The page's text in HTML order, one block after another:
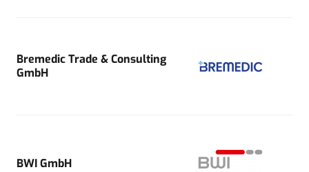
Bremedic Trade & Consulting
GmbH
BWI GmbH